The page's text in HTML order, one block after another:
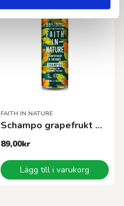
FAITH IN NATURE
Schampo grapefrukt & apelsin
89,00kr
Lägg till i varukorg